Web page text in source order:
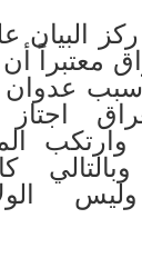
معتبراً
سبب عدوان
اجتاز
وارتكب